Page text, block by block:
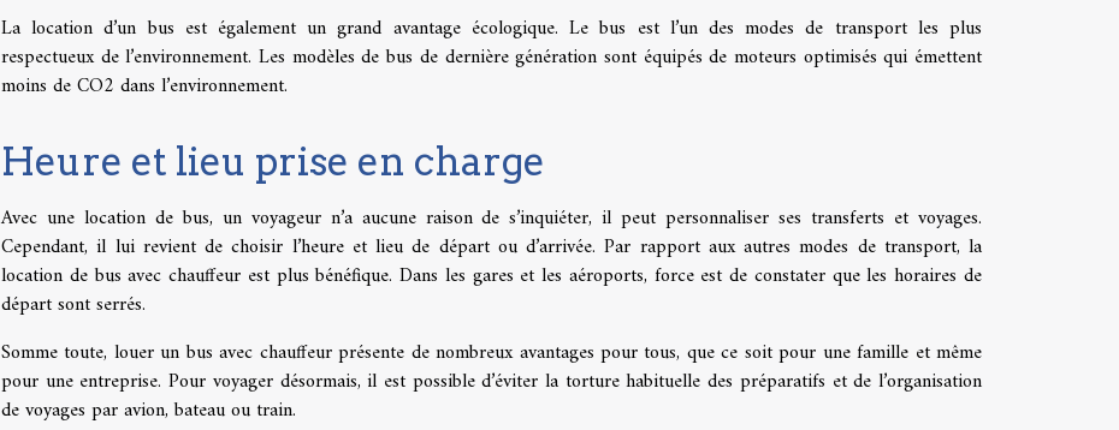
La location d’un bus est également un grand avantage écologique. Le bus est l’un des modes de transport les plus
respectueux de l’environnement. Les modèles de bus de dernière génération sont équipés de moteurs optimisés qui émettent
moins de CO2 dans l’environnement.
Heure et lieu prise en charge
Avec une location de bus, un voyageur n’a aucune raison de s’inquiéter, il peut personnaliser ses transferts et voyages.
Cependant, il lui revient de choisir l’heure et lieu de départ ou d’arrivée. Par rapport aux autres modes de transport, la
location de bus avec chauffeur est plus bénéfique. Dans les gares et les aéroports, force est de constater que les horaires de
départ sont serrés.
Somme toute, louer un bus avec chauffeur présente de nombreux avantages pour tous, que ce soit pour une famille et même
pour une entreprise. Pour voyager désormais, il est possible d’éviter la torture habituelle des préparatifs et de l’organisation
de voyages par avion, bateau ou train.